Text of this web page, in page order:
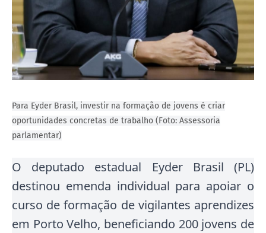
Para Eyder Brasil, investir na formação de jovens é criar
oportunidades concretas de trabalho (Foto: Assessoria
parlamentar)
O deputado estadual Eyder Brasil (PL)
destinou emenda individual para apoiar o
curso de formação de vigilantes aprendizes
em Porto Velho, beneficiando 200 jovens de